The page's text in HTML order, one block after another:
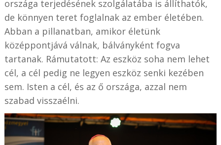
országa terjedésének szolgálatába is állíthatók,
de könnyen teret foglalnak az ember életében.
Abban a pillanatban, amikor életünk
középpontjává válnak, bálványként fogva
tartanak. Rámutatott: Az eszköz soha nem lehet
cél, a cél pedig ne legyen eszköz senki kezében
sem. Isten a cél, és az ő országa, azzal nem
szabad visszaélni.